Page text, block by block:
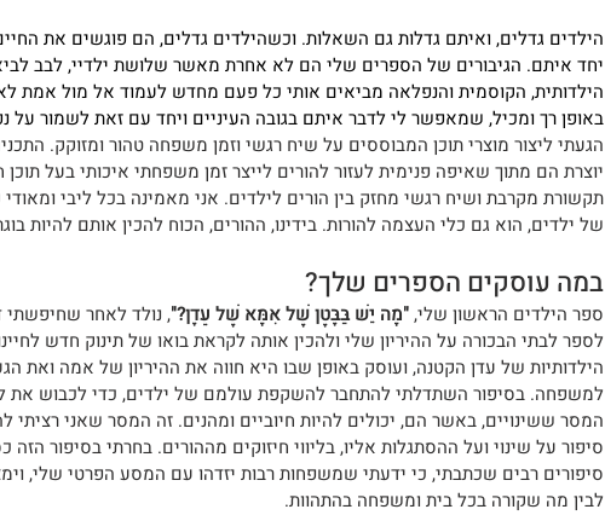
הילדים גדלים, ואיתם גדלות גם השאלות. וכשהילדים גדלים, הם פוגשים את
יחד איתם. הגיבורים של הספרים שלי הם לא אחרת מאשר שלושת ילדיי, לבב
הילדותית, הקוסמית והנפלאה מביאים אותי כל פעם מחדש לעמוד אל מול אמת
באופן רך ומכיל, שמאפשר לי לדבר איתם בגובה העיניים ויחד עם זאת לשמור על
הגעתי ליצור מוצרי תוכן המבוססים על שיח רגשי וזמן משפחה טהור ומזוקק.
יוצרת הם מתוך שאיפה פנימית לעזור להורים לייצר זמן משפחתי איכותי בעל תוכן
תקשורת מקרבת ושיח רגשי מחזק בין הורים לילדים. אני מאמינה בכל ליבי
של ילדים, הוא גם כלי העצמה להורות. בידינו, ההורים, הכוח להכין אותם להיות
במה עוסקים הספרים שלך?
ספר הילדים הראשון שלי, "מָה יֵשׁ בַּבֶּטֶן שֶׁל אִמָּא שֶׁל עֵדֶן?", נולד לאחר שחיפשתי
לספר לבתי הבכורה על ההיריון שלי ולהכין אותה לקראת בואו של תינוק חדש
הילדותיות של עדן הקטנה, ועוסק באופן שבו היא חווה את ההיריון של אמה ואת
למשפחה. בסיפור השתדלתי להתחבר להשקפת עולמם של ילדים, כדי לכבוש את
המסר ששינויים, באשר הם, יכולים להיות חיוביים ומהנים. זה המסר שאני רציתי
סיפור על שינוי ועל ההסתגלות אליו, בליווי חיזוקים מההורים. בחרתי בסיפור הזה
סיפורים רבים שכתבתי, כי ידעתי שמשפחות רבות יזדהו עם המסע הפרטי שלי,
לבין מה שקורה בכל בית ומשפחה בהתהוות.